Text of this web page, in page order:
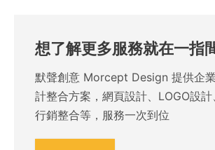
想了解更多服務就在一指
默聲創意 Morcept Design 提供企
計整合方案，網頁設計、LOGO設計
行銷整合等，服務一次到位